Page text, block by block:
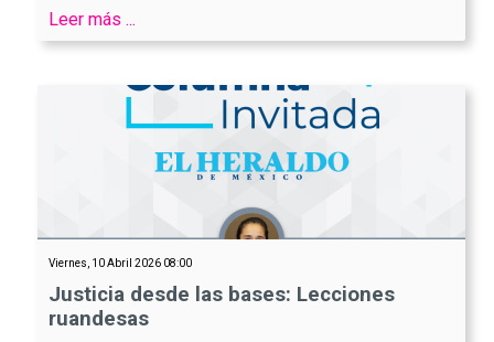
Leer más ...
Viernes, 10 Abril 2026 08:00
Justicia desde las bases: Lecciones
ruandesas